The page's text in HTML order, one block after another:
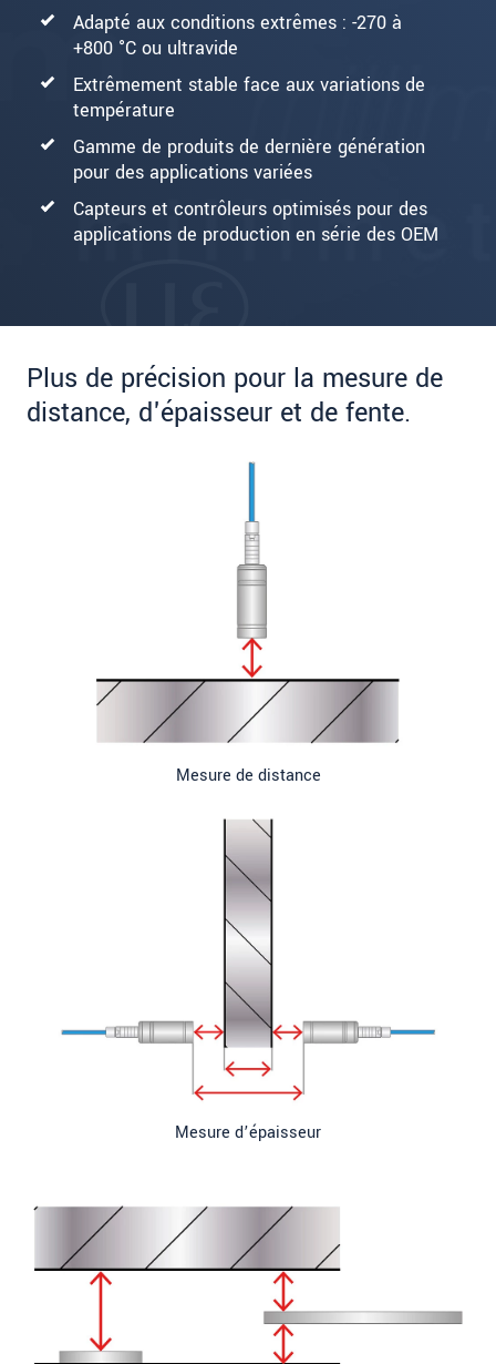
Adapté aux conditions extrêmes : -270 à
+800 °C ou ultravide
Extrêmement stable face aux variations de
température
Gamme de produits de dernière génération
pour des applications variées
Capteurs et contrôleurs optimisés pour des
applications de production en série des OEM
Plus de précision pour la mesure de
distance, d'épaisseur et de fente.
Mesure de distance
Mesure d’épaisseur